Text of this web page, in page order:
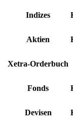
Indizes
Aktien
Xetra-Orderbuch
Fonds
Devisen